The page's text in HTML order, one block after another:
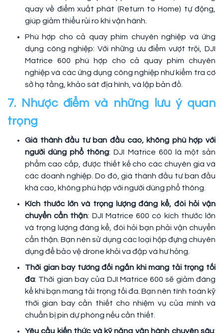
quay về điểm xuất phát (Return to Home) tự động,
giúp giảm thiểu rủi ro khi vận hành.
Phù hợp cho cả quay phim chuyên nghiệp và ứng
dụng công nghiệp: Với những ưu điểm vượt trội, DJI
Matrice 600 phù hợp cho cả quay phim chuyên
nghiệp và các ứng dụng công nghiệp như kiểm tra cơ
sở hạ tầng, khảo sát địa hình, và lập bản đồ.
7. Nhược điểm và những lưu ý quan
trọng
Giá thành đầu tư ban đầu cao, không phù hợp với
người dùng phổ thông: DJI Matrice 600 là một sản
phẩm cao cấp, được thiết kế cho các chuyên gia và
các doanh nghiệp. Do đó, giá thành đầu tư ban đầu
khá cao, không phù hợp với người dùng phổ thông.
Kích thước lớn và trọng lượng đáng kể, đòi hỏi vận
chuyển cẩn thận: DJI Matrice 600 có kích thước lớn
và trọng lượng đáng kể, đòi hỏi bạn phải vận chuyển
cẩn thận. Bạn nên sử dụng các loại hộp đựng chuyên
dụng để bảo vệ drone khỏi va đập và hư hỏng.
Thời gian bay tương đối ngắn khi mang tải trọng tối
đa: Thời gian bay của DJI Matrice 600 sẽ giảm đáng
kể khi bạn mang tải trọng tối đa. Bạn nên tính toán kỹ
thời gian bay cần thiết cho nhiệm vụ của mình và
chuẩn bị pin dự phòng nếu cần thiết.
Yêu cầu kiến thức và kỹ năng vận hành chuyên sâu: